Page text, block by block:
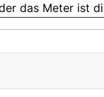
das Meter ist